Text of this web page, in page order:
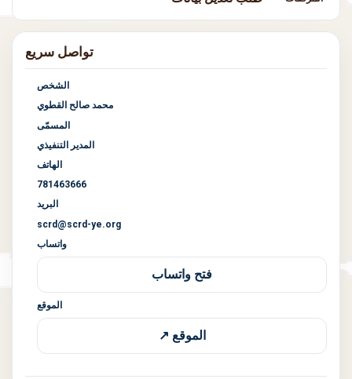
تواصل سريع
الشخص
محمد صالح القطوي
المسمّى
المدير التنفيذي
الهاتف
781463666
البريد
scrd@scrd-ye.org
واتساب
فتح واتساب
الموقع
الموقع ↗